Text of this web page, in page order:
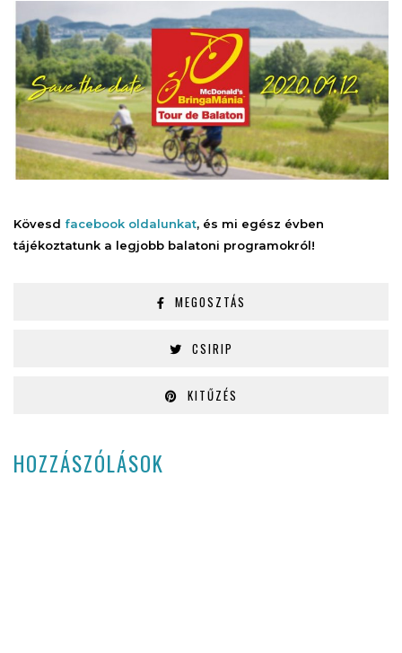
Kövesd facebook oldalunkat, és mi egész évben
tájékoztatunk a legjobb balatoni programokról!
MEGOSZTÁS
CSIRIP
KITŰZÉS
HOZZÁSZÓLÁSOK